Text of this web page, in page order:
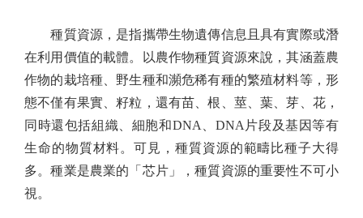
種質資源，是指攜帶生物遺傳信息且具有實際或潛
在利用價值的載體。以農作物種質資源來說，其涵蓋農
作物的栽培種、野生種和瀕危稀有種的繁殖材料等，形
態不僅有果實、籽粒，還有苗、根、莖、葉、芽、花，
同時還包括組織、細胞和DNA、DNA片段及基因等有
生命的物質材料。可見，種質資源的範疇比種子大得
多。種業是農業的「芯片」，種質資源的重要性不可小
視。